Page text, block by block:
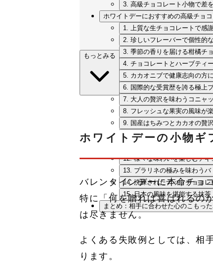
3. 高級チョコレート小物で差
ホワイトデーにおすすめの高級チョ
1. 上質な生チョコレートで感
2. 珍しいフレーバーで個性的
3. 季節の香りを届ける柑橘チ
4. チョコレートとハーブティ
5. カカオニブで健康志向の方
6. 国際的な受賞歴を誇る極上
7. 大人の贅沢を味わうコニャ
8. フレッシュな果実の風味が
9. 国産はちみつとカカオの贅
10. 南インド産カカオの奥深い
12. 様々な味わいを楽しむデ
13. プラリネの極みを味わうバ
14. 洗練されたナッツチョコ
15. 日本の風味を堪能する抹
まとめ：相手に合わせた心のこもっ
もっとみる
ホワイトデーの小物ギ
バレンタインデーに本命チョ
特に「何を贈れば喜ばれるの
は尽きません。
よくある失敗例としては、相
ります。